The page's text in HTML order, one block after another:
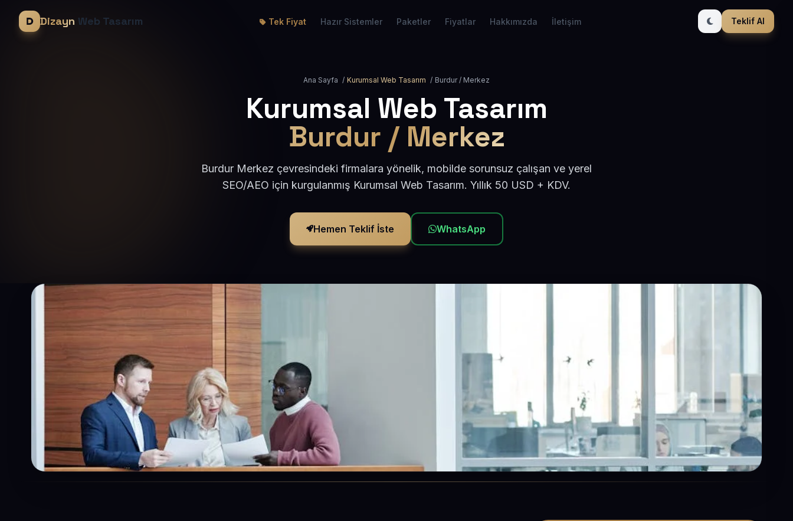
Dizayn Web Tasarım Tek Fiyat Hazır Sistemler Paketler Fiyatlar Hakkımızda İletişim Teklif Al
Ana Sayfa / Kurumsal Web Tasarım / Burdur / Merkez
Kurumsal Web Tasarım
Burdur / Merkez
Burdur Merkez çevresindeki firmalara yönelik, mobilde sorunsuz çalışan ve yerel
SEO/AEO için kurgulanmış Kurumsal Web Tasarım. Yıllık 50 USD + KDV.
Hemen Teklif İste WhatsApp